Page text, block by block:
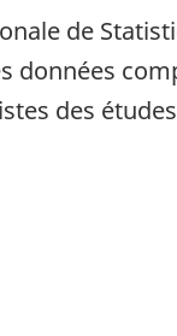
de
données
des